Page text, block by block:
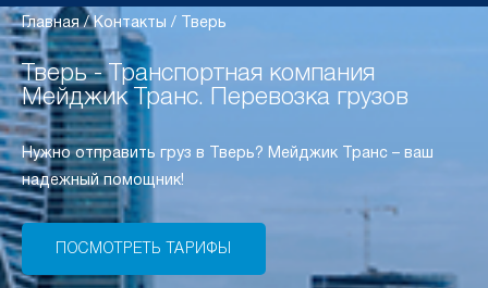
Главная/Контакты / Тверь
Тверь - Транспортная компания
Мейджик Транс. Перевозка грузов
Нужно отправить груз в Тверь? Мейджик Транс – ваш
надежный помощник!
ПОСМОТРЕТЬ ТАРИФЫ